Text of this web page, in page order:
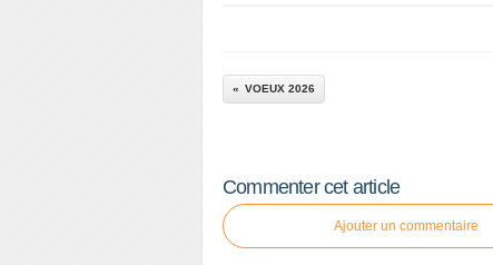
VOEUX 2026
Commenter cet article
Ajouter un commentaire